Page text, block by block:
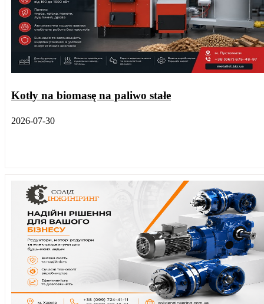
Kotły na biomasę na paliwo stałe
2026-07-30